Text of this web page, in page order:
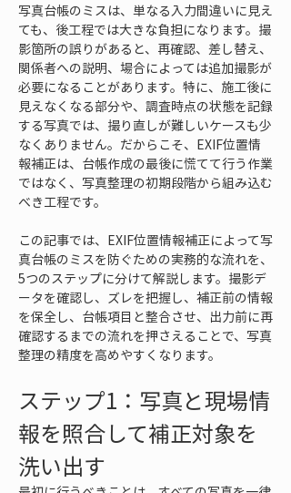
写真台帳のミスは、単なる入力間違いに見え
ても、後工程では大きな負担になります。撮
影箇所の誤りがあると、再確認、差し替え、
関係者への説明、場合によっては追加撮影が
必要になることがあります。特に、施工後に
見えなくなる部分や、調査時点の状態を記録
する写真では、撮り直しが難しいケースも少
なくありません。だからこそ、EXIF位置情
報補正は、台帳作成の最後に慌てて行う作業
ではなく、写真整理の初期段階から組み込む
べき工程です。
この記事では、EXIF位置情報補正によって写
真台帳のミスを防ぐための実務的な流れを、
5つのステップに分けて解説します。撮影デ
ータを確認し、ズレを把握し、補正前の情報
を保全し、台帳項目と整合させ、出力前に再
確認するまでの流れを押さえることで、写真
整理の精度を高めやすくなります。
ステップ1：写真と現場情
報を照合して補正対象を
洗い出す